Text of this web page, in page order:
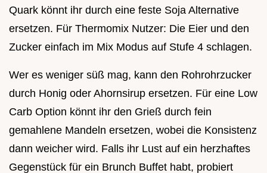
Quark könnt ihr durch eine feste Soja Alternative
ersetzen. Für Thermomix Nutzer: Die Eier und den
Zucker einfach im Mix Modus auf Stufe 4 schlagen.
Wer es weniger süß mag, kann den Rohrohrzucker
durch Honig oder Ahornsirup ersetzen. Für eine Low
Carb Option könnt ihr den Grieß durch fein
gemahlene Mandeln ersetzen, wobei die Konsistenz
dann weicher wird. Falls ihr Lust auf ein herzhaftes
Gegenstück für ein Brunch Buffet habt, probiert